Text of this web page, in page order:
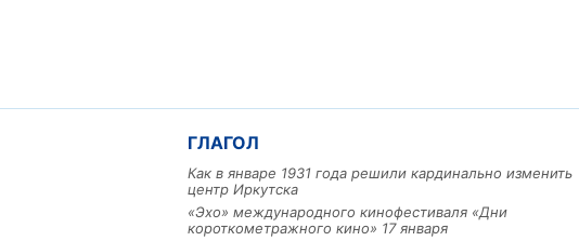
ГЛАГОЛ
Как в январе 1931 года решили кардинально изменить
центр Иркутска
«Эхо» международного кинофестиваля «Дни
короткометражного кино» 17 января